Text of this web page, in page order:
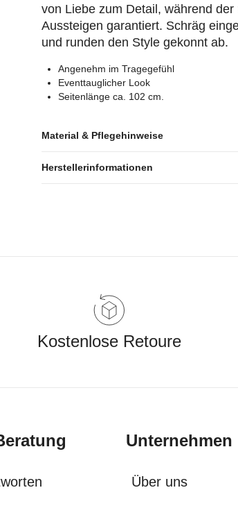
von Liebe zum Detail, während
Aussteigen garantiert. Schräg
und runden den Style gekonnt ab.
Angenehm im Tragegefühl
Eventtauglicher Look
Seitenlänge ca. 102 cm.
Material & Pflegehinweise
Herstellerinformationen
Kostenlose Retoure
Unternehmen
Über uns